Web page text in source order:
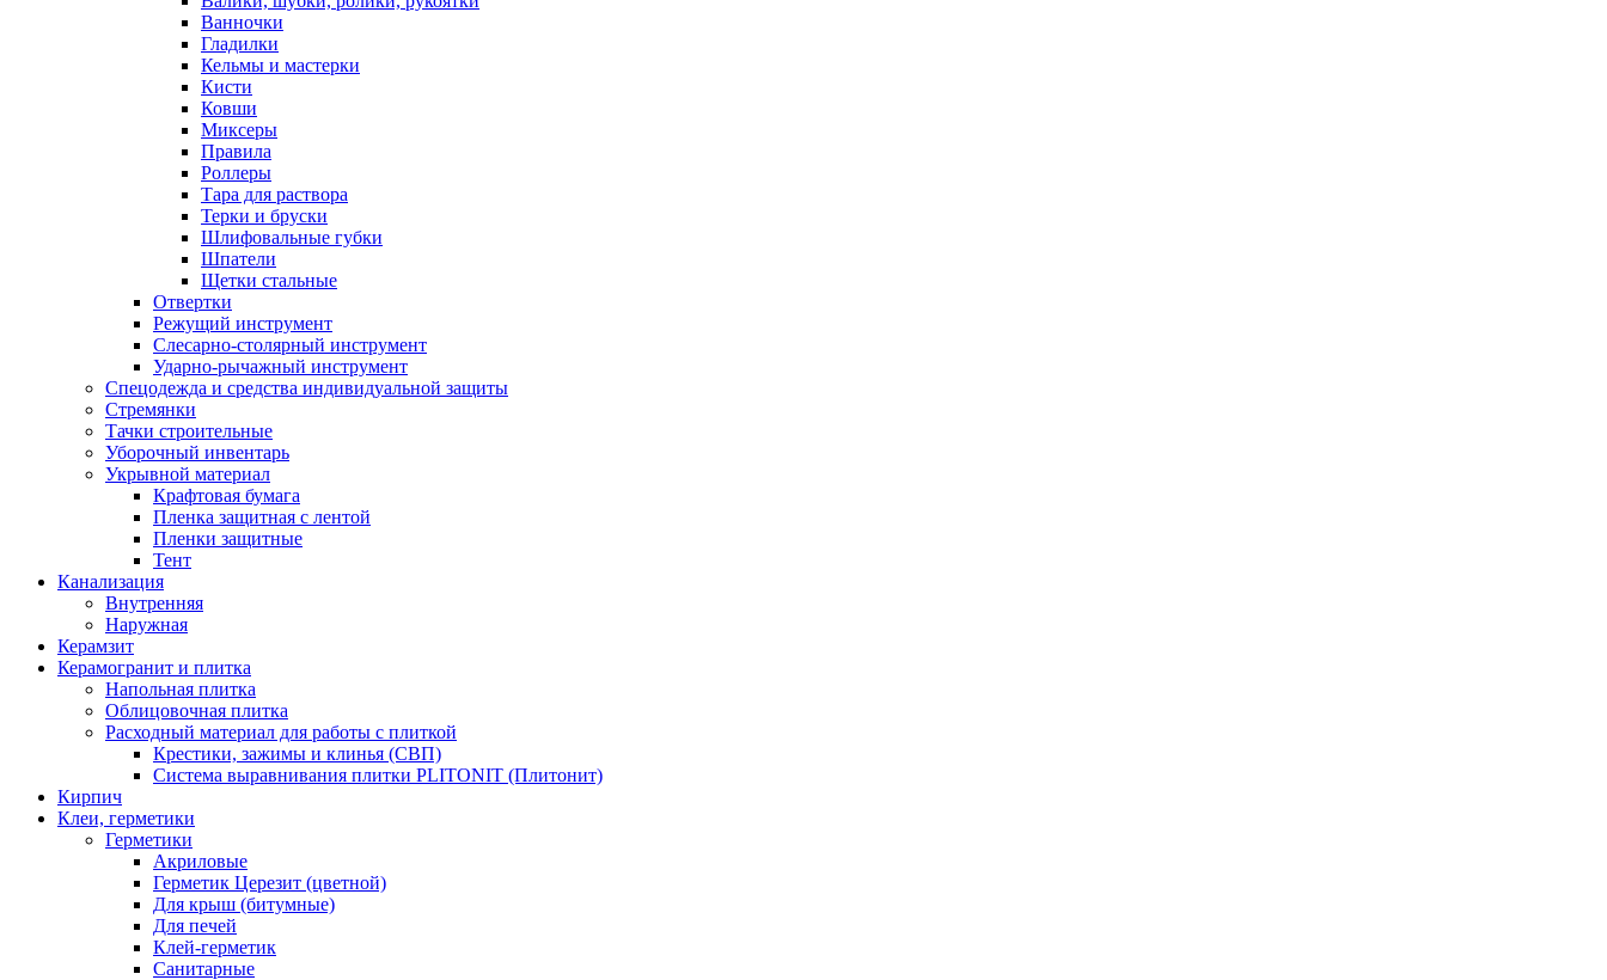
Ванночки
Гладилки
Кельмы и мастерки
Кисти
Ковши
Миксеры
Правила
Роллеры
Тара для раствора
Терки и бруски
Шлифовальные губки
Шпатели
Щетки стальные
Отвертки
Режущий инструмент
Слесарно-столярный инструмент
Ударно-рычажный инструмент
Спецодежда и средства индивидуальной защиты
Стремянки
Тачки строительные
Уборочный инвентарь
Укрывной материал
Крафтовая бумага
Пленка защитная с лентой
Пленки защитные
Тент
Канализация
Внутренняя
Наружная
Керамзит
Керамогранит и плитка
Напольная плитка
Облицовочная плитка
Расходный материал для работы с плиткой
Крестики, зажимы и клинья (СВП)
Система выравнивания плитки PLITONIT (Плитонит)
Кирпич
Клеи, герметики
Герметики
Акриловые
Герметик Церезит (цветной)
Для крыш (битумные)
Для печей
Клей-герметик
Санитарные